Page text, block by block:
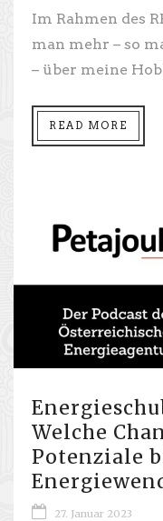
Im Rahmen des
man mehr – so
– über meine
READ MORE
Welche
Potenziale
27. Januar 2023